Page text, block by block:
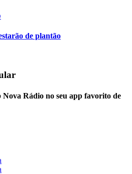
de plantão
Nova Rádio no seu app favorito de